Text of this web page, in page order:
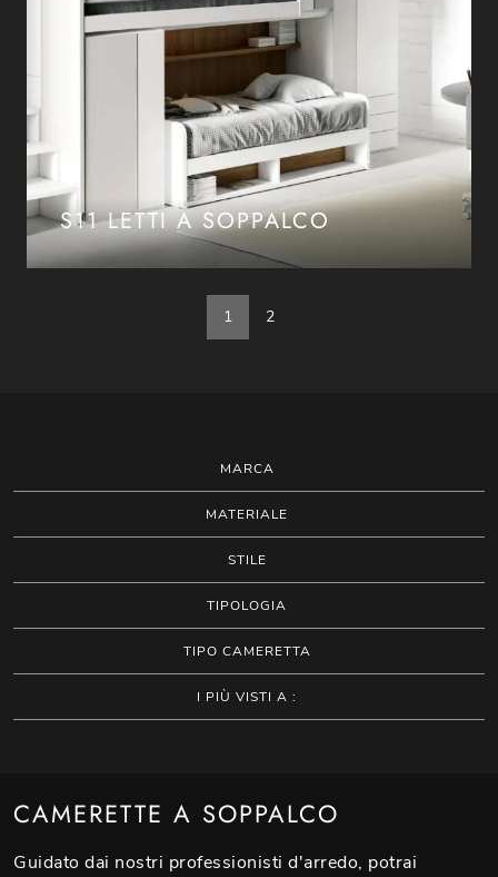
S11 LETTI A SOPPALCO
1 2
MARCA
MATERIALE
STILE
TIPOLOGIA
TIPO CAMERETTA
I PIÙ VISTI A :
CAMERETTE A SOPPALCO
Guidato dai nostri professionisti d'arredo, potrai